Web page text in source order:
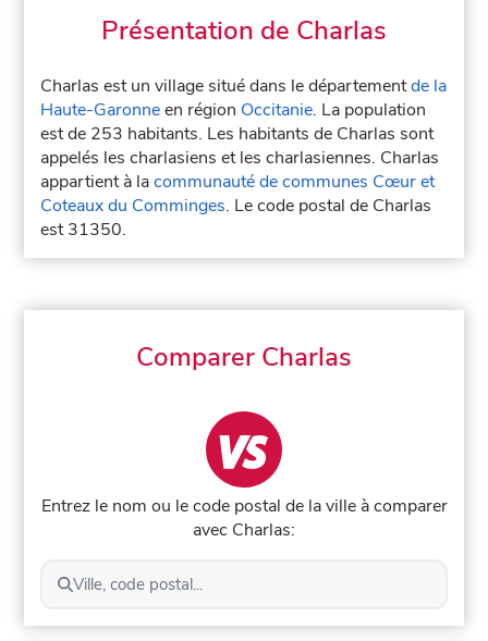
Présentation de Charlas
Charlas est un village situé dans le départementde la
Haute-Garonneen région Occitanie. La population
est de 253 habitants. Les habitants de Charlas sont
appelés les charlasiens et les charlasiennes. Charlas
appartient à lacommunauté de communes Cœur et
Coteaux du Comminges. Le code postal de Charlas
est 31350.
Comparer Charlas
Entrez le nom ou le code postal de la ville à comparer
avec Charlas:
Ville, code postal...